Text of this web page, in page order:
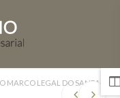
MARCO LEGAL DO